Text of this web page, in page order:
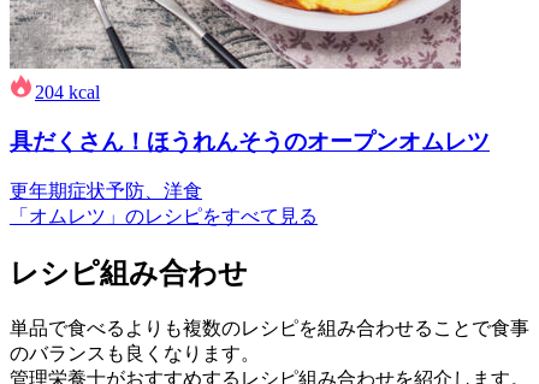
204 kcal
具だくさん！ほうれんそうのオープンオムレツ
更年期症状予防、洋食
「オムレツ」のレシピをすべて見る
レシピ組み合わせ
単品で食べるよりも複数のレシピを組み合わせることで食事
のバランスも良くなります。
管理栄養士がおすすめするレシピ組み合わせを紹介します。